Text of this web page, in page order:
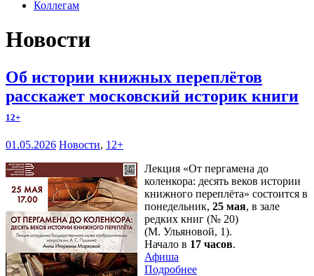
Коллегам
Новости
Об истории книжных переплётов
расскажет московский историк книги
12+
01.05.2026 Новости, 12+
Лекция «От пергамена до
коленкора: десять веков истории
книжного переплёта» состоится в
понедельник, 25 мая, в зале
редких книг (№ 20)
(М. Ульяновой, 1).
Начало в 17 часов.
Афиша
Подробнее